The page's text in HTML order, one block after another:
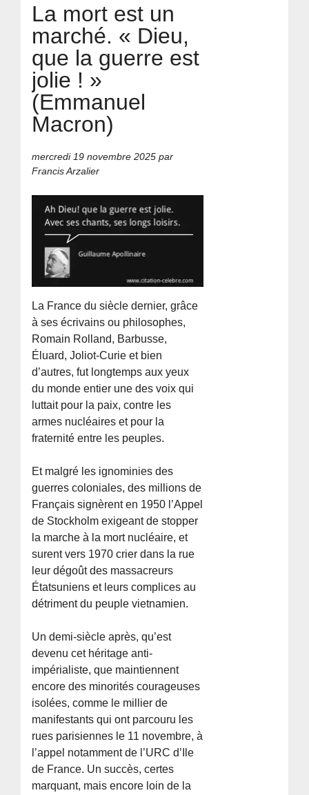
La mort est un
marché. « Dieu,
que la guerre est
jolie ! »
(Emmanuel
Macron)
mercredi 19 novembre 2025 par
Francis Arzalier
La France du siècle dernier, grâce
à ses écrivains ou philosophes,
Romain Rolland, Barbusse,
Éluard, Joliot-Curie et bien
d’autres, fut longtemps aux yeux
du monde entier une des voix qui
luttait pour la paix, contre les
armes nucléaires et pour la
fraternité entre les peuples.
Et malgré les ignominies des
guerres coloniales, des millions de
Français signèrent en 1950 l’Appel
de Stockholm exigeant de stopper
la marche à la mort nucléaire, et
surent vers 1970 crier dans la rue
leur dégoût des massacreurs
Étatsuniens et leurs complices au
détriment du peuple vietnamien.
Un demi-siècle après, qu’est
devenu cet héritage anti-
impérialiste, que maintiennent
encore des minorités courageuses
isolées, comme le millier de
manifestants qui ont parcouru les
rues parisiennes le 11 novembre, à
l’appel notamment de l’URC d’Ile
de France. Un succès, certes
marquant, mais encore loin de la